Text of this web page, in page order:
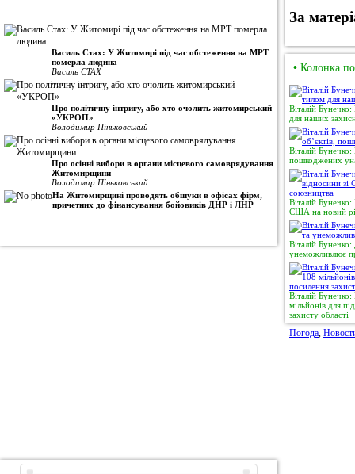
Василь Стах: У Житомирі під час обстеження на МРТ
померла людина
Василь СТАХ
Про політичну інтригу, або хто очолить житомирський
«УКРОП»
Володимир Піньковський
Про осінні вибори в органи місцевого самоврядування
Житомирщини
Володимир Піньковський
На Житомирщині проводять обшуки в офісах фірм,
причетних до фінансування бойовиків ДНР і ЛНР
За
• Колонка
Віталій
для наших
Віталій
пошкоджених
Віталій
США на новий
Віталій
унеможливлює
Віталій
мільйонів для
захисту області
Погода,